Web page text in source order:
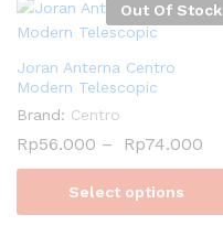
Out Of Stock
Joran Anterna Centro
Modern Telescopic
Brand: Centro
Rp56.000 – Rp74.000
Select options